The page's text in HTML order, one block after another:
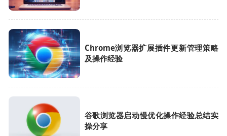
Chrome浏览器扩展插件更新管理策略
及操作经验
谷歌浏览器启动慢优化操作经验总结实
操分享